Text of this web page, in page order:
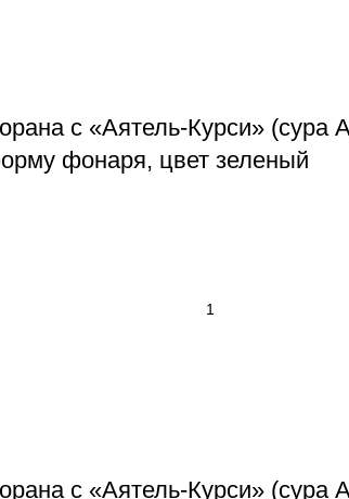
с «Аятель-Курси» (сура
фонаря, цвет зеленый
с «Аятель-Курси» (сура